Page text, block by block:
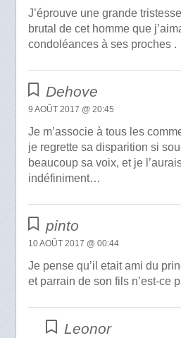
J’éprouve une grande
brutal de cet homme que
condoléances à ses proches .
Dehove
9 AOÛT 2017 @ 20:45
Je m’associe à tous les
je regrette sa disparition si
beaucoup sa voix, et je
indéfiniment…
pinto
10 AOÛT 2017 @ 00:44
Je pense qu’il etait ami du
et parrain de son fils n’est-ce
Leonor